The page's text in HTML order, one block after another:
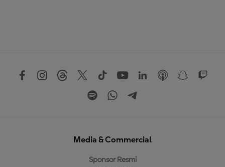
Media & Commercial
Sponsor Resmi